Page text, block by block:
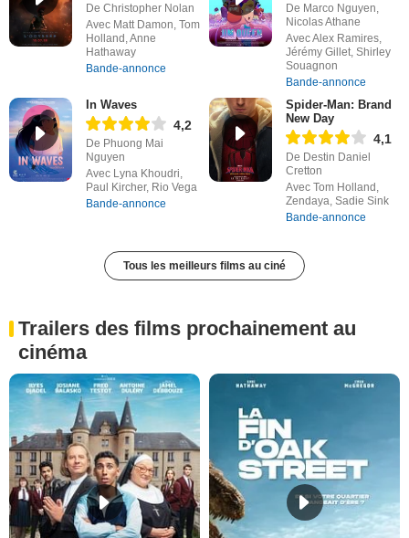
De Christopher Nolan
Avec Matt Damon, Tom
Holland, Anne
Hathaway
Bande-annonce
De Marco Nguyen,
Nicolas Athane
Avec Alex Ramires,
Jérémy Gillet, Shirley
Souagnon
Bande-annonce
In Waves
4,2
De Phuong Mai
Nguyen
Avec Lyna Khoudri,
Paul Kircher, Rio Vega
Bande-annonce
Spider-Man: Brand
New Day
4,1
De Destin Daniel
Cretton
Avec Tom Holland,
Zendaya, Sadie Sink
Bande-annonce
Tous les meilleurs films au ciné
Trailers des films prochainement au
cinéma